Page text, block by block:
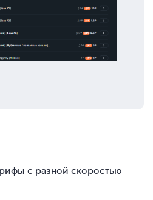
с разной скоростью